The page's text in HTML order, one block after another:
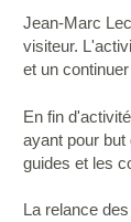
Jean-Marc
visiteur.
et un
En fin
ayant pour
guides et les
La relance